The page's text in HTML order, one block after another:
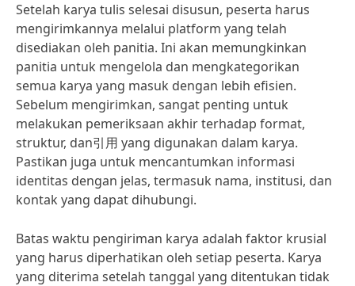
Setelah karya tulis selesai disusun, peserta harus
mengirimkannya melalui platform yang telah
disediakan oleh panitia. Ini akan memungkinkan
panitia untuk mengelola dan mengkategorikan
semua karya yang masuk dengan lebih efisien.
Sebelum mengirimkan, sangat penting untuk
melakukan pemeriksaan akhir terhadap format,
struktur, dan引用 yang digunakan dalam karya.
Pastikan juga untuk mencantumkan informasi
identitas dengan jelas, termasuk nama, institusi, dan
kontak yang dapat dihubungi.
Batas waktu pengiriman karya adalah faktor krusial
yang harus diperhatikan oleh setiap peserta. Karya
yang diterima setelah tanggal yang ditentukan tidak